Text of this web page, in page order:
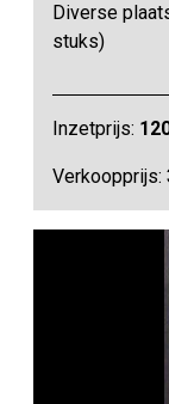
Diverse
stuks)
Inzetprijs:
Verkoopprijs: